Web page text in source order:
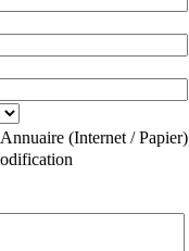
(Internet / Papier)